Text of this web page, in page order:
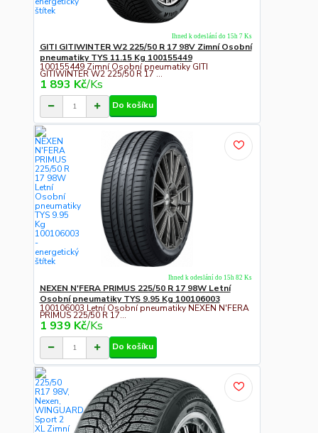
GITI GITIWINTER W2 225/50 R 17 98V Zimní Osobní
pneumatiky TYS 11.15 Kg 100155449
100155449 Zimní Osobní pneumatiky GITI
GITIWINTER W2 225/50 R 17 ...
1 893 Kč/Ks
Ihned k odeslání do 15h 7 Ks
Do košíku
NEXEN N'FERA PRIMUS 225/50 R 17 98W Letní
Osobní pneumatiky TYS 9.95 Kg 100106003
100106003 Letní Osobní pneumatiky NEXEN N'FERA
PRIMUS 225/50 R 17...
1 939 Kč/Ks
Ihned k odeslání do 15h 82 Ks
Do košíku